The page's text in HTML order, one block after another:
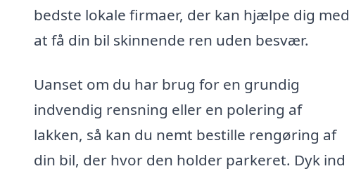
bedste lokale firmaer, der kan hjælpe dig med
at få din bil skinnende ren uden besvær.
Uanset om du har brug for en grundig
indvendig rensning eller en polering af
lakken, så kan du nemt bestille rengøring af
din bil, der hvor den holder parkeret. Dyk ind